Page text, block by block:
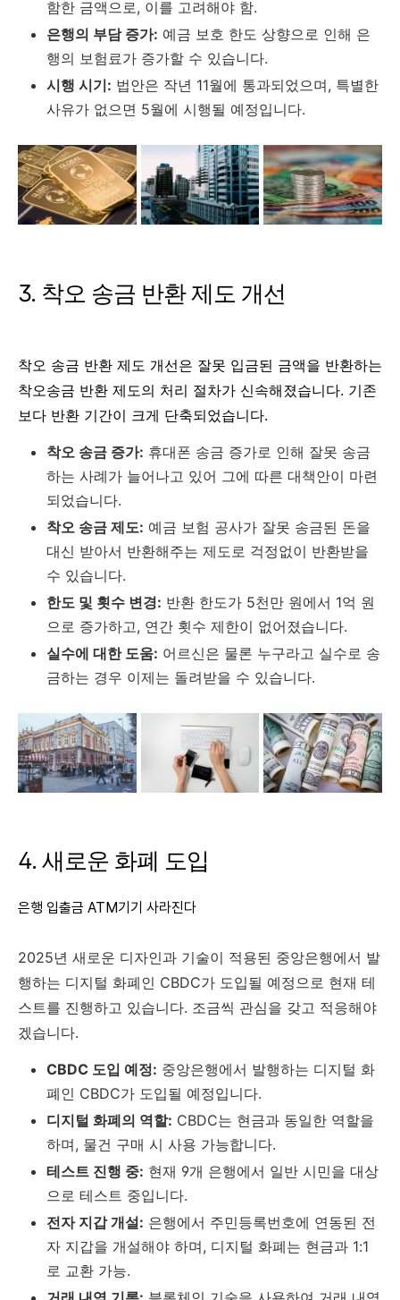
함한 금액으로, 이를 고려해야 함.
은행의 부담 증가: 예금 보호 한도 상향으로 인해 은
행의 보험료가 증가할 수 있습니다.
시행 시기: 법안은 작년 11월에 통과되었으며, 특별한
사유가 없으면 5월에 시행될 예정입니다.
3. 착오 송금 반환 제도 개선
착오 송금 반환 제도 개선은 잘못 입금된 금액을 반환하는
착오송금 반환 제도의 처리 절차가 신속해졌습니다. 기존
보다 반환 기간이 크게 단축되었습니다.
착오 송금 증가: 휴대폰 송금 증가로 인해 잘못 송금
하는 사례가 늘어나고 있어 그에 따른 대책안이 마련
되었습니다.
착오 송금 제도: 예금 보험 공사가 잘못 송금된 돈을
대신 받아서 반환해주는 제도로 걱정없이 반환받을
수 있습니다.
한도 및 횟수 변경: 반환 한도가 5천만 원에서 1억 원
으로 증가하고, 연간 횟수 제한이 없어졌습니다.
실수에 대한 도움: 어르신은 물론 누구라고 실수로 송
금하는 경우 이제는 돌려받을 수 있습니다.
4. 새로운 화폐 도입
은행 입출금 ATM기기 사라진다
2025년 새로운 디자인과 기술이 적용된 중앙은행에서 발
행하는 디지털 화폐인 CBDC가 도입될 예정으로 현재 테
스트를 진행하고 있습니다. 조금씩 관심을 갖고 적응해야
겠습니다.
CBDC 도입 예정: 중앙은행에서 발행하는 디지털 화
폐인 CBDC가 도입될 예정입니다.
디지털 화폐의 역할: CBDC는 현금과 동일한 역할을
하며, 물건 구매 시 사용 가능합니다.
테스트 진행 중: 현재 9개 은행에서 일반 시민을 대상
으로 테스트 중입니다.
전자 지갑 개설: 은행에서 주민등록번호에 연동된 전
자 지갑을 개설해야 하며, 디지털 화폐는 현금과 1:1
로 교환 가능.